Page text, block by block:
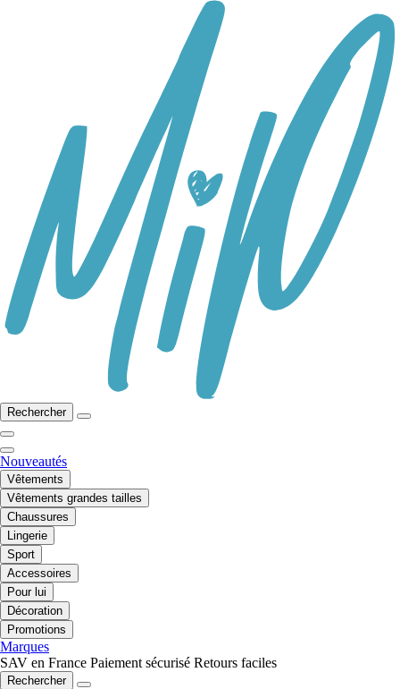
Rechercher
Nouveautés
Vêtements
Vêtements grandes tailles
Chaussures
Lingerie
Sport
Accessoires
Pour lui
Décoration
Promotions
Marques
SAV en France Paiement sécurisé Retours faciles
Rechercher